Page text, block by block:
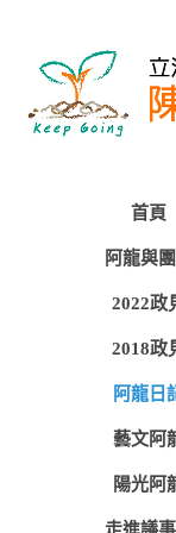
首頁
阿龍與
2022政
2018政
阿龍日
藝文阿
陽光阿